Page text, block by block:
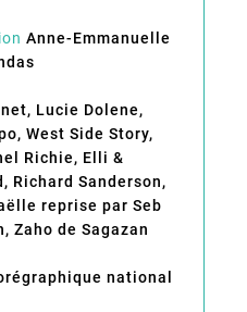
Anne-Emmanuelle
Lucie Dolene,
West Side Story,
Richie, Elli &
Richard Sanderson,
reprise par Seb
Zaho de Sagazan
national